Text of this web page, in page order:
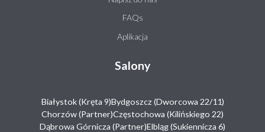
FAQs
Aplikacja
Salony
Białystok (Kręta 9)Bydgoszcz (Dworcowa 22/11)
Chorzów (Partner)Częstochowa (Kilińskiego 22)
Dąbrowa Górnicza (Partner)Elbląg (Sukiennicza 6)